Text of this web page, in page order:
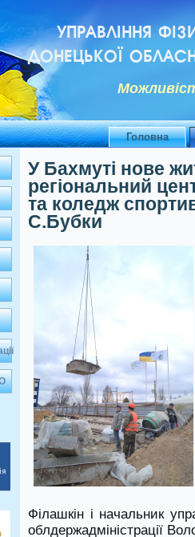
УПРАВЛІННЯ
ДОНЕЦЬКОЇ
Головна
У Бахмуті нове
регіональний
та коледж
С.Бубки
Філашкін і начальник
облдержадміністрації